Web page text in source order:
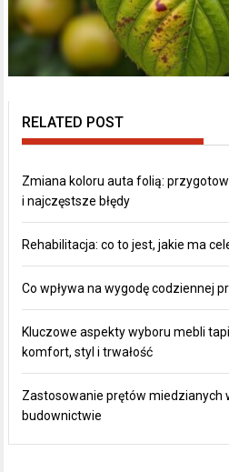
RELATED POST
Zmiana koloru auta folią:
i najczęstsze błędy
Rehabilitacja: co to jest, jakie ma
Co wpływa na wygodę codziennej
Kluczowe aspekty wyboru mebli
komfort, styl i trwałość
Zastosowanie prętów miedzianych
budownictwie